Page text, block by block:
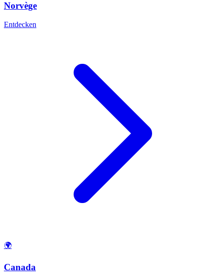
Norvège
Entdecken
🌍
Canada